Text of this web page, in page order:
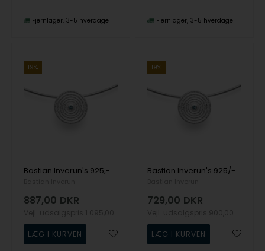
Fjernlager 3-5 hverdage Fjernlager 3-5 hverdage
19%
Bastian Inverun's 925,- Vedhæng, rho. mat/børstet, blå topas 0,03ct
887,00 DKR
19%
Bastian Inverun's 925/- Vedhæng mat/børstet, blå topas 0,03ct
729,00 DKR